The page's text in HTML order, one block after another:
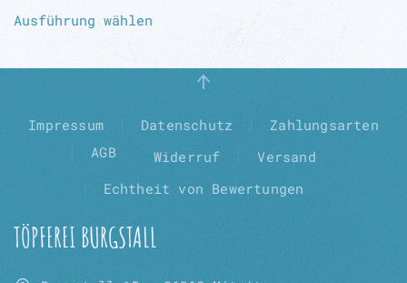
Ausführung wählen
mehrere
Varianten
Optionen
können
der
Produktseite
Impressum Datenschutz
Zahlungsarten
AGB
Widerruf
Versand
Echtheit von Bewertungen
TÖPFEREI BURGSTALL